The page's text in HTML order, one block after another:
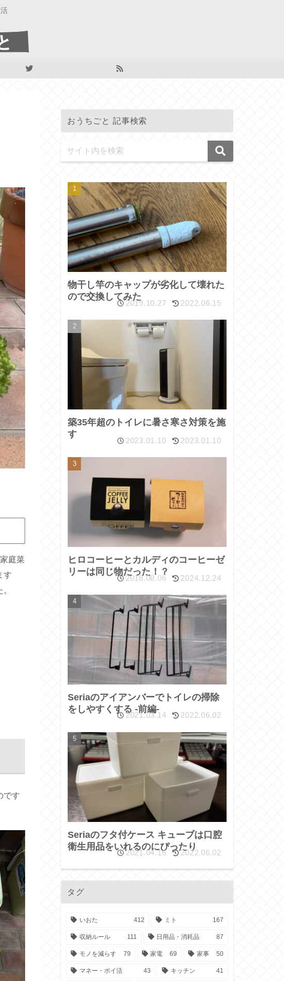
庭菜
す
です
おうちごと 記事検索
物干し竿のキャップが劣化して壊れた
ので交換してみた
2019.10.27 2022.06.15
築35年超のトイレに暑さ寒さ対策を施
す
2023.01.10 2023.01.10
ヒロコーヒーとカルディのコーヒーゼ
リーは同じ物だった！？
2018.08.06 2024.12.24
Seriaのアイアンバーでトイレの掃除
をしやすくする -前編-
2021.03.14 2022.06.02
Seriaのフタ付ケース キューブは口腔
衛生用品をいれるのにぴったり
2021.04.16 2022.06.02
タグ
いおた 412 ミト 167
収納ルール 111 日用品・消耗品 87
モノを減らす 79 家電 69 家事 50
マネー・ポイ活 43 キッチン 41